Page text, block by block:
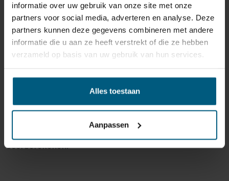
informatie over uw gebruik van onze site met onze
partners voor social media, adverteren en analyse. Deze
partners kunnen deze gegevens combineren met andere
informatie die u aan ze heeft verstrekt of die ze hebben
verzameld op basis van uw gebruik van hun services.
Alles toestaan
Aanpassen
Het kan wel eens voorkomen dat u een bestelling
retour wilt sturen. Wellicht omdat het product toch niet
bevalt of misschien dat er een andere reden is waarom
u de bestelling toch niet zou willen hebben. Wat de
reden ook is, u heeft het recht uw bestelling tot 14
ervoor dat deze bij het retour sturen goed verpakt is.
Mocht het product beschadigd zijn of is de verpakking
meer beschadigd dan nodig, dan kunnen we deze
doorberekenen.